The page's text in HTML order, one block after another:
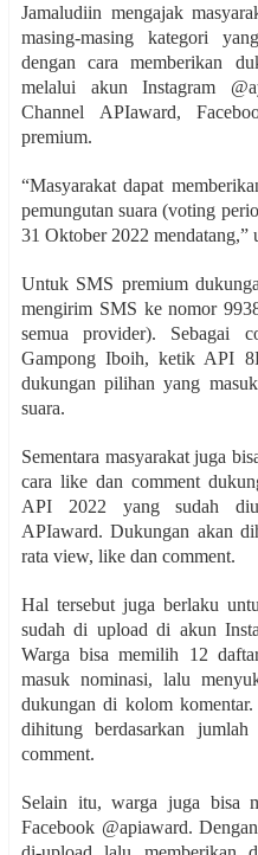
Jamaludiin mengajak
masing-masing kategori
dengan cara memberikan
melalui akun Instagram
Channel APIaward,
premium.
“Masyarakat dapat
pemungutan suara (voting
31 Oktober 2022 mendatang,”
Untuk SMS premium
mengirim SMS ke nomor
semua provider). Sebagai
Gampong Iboih, ketik API
dukungan pilihan yang
suara.
Sementara masyarakat juga
cara like dan comment
API 2022 yang sudah
APIaward. Dukungan akan
rata view, like dan comment.
Hal tersebut juga berlaku
sudah di upload di akun
Warga bisa memilih 12
masuk nominasi, lalu
dukungan di kolom
dihitung berdasarkan
comment.
Selain itu, warga juga bisa
Facebook @apiaward.